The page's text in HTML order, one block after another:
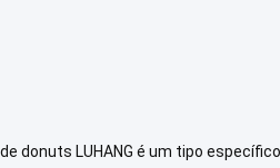
donuts LUHANG é um tipo